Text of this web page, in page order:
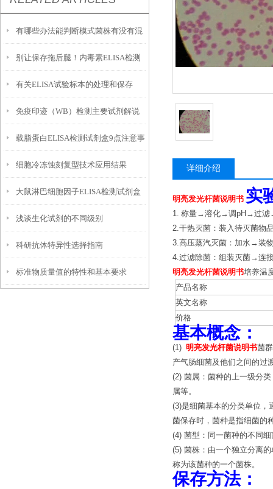
有哪些办法能判断模式菌株有没有混
入杂菌？
别让保存拖后腿！内毒素ELISA检测
试剂盒的正确存放法则
有关ELISA试验标本的处理和保存
免疫印迹（WB）检测主要试剂解说
载脂蛋白ELISA检测试剂盒9点注意事
项
细胞冷冻蚀刻复型技术应用结果
大鼠淋巴细胞因子ELISA检测试剂盒
特点优势
浅谈生化试剂的不同级别
科研抗体特异性选择指南
标准物质量值的特性和基本要求
详细介绍
明亮发光杆菌说明书 实
1. 称量→溶化→调pH→过
2.干热灭菌：装入待灭菌
3.高压蒸汽灭菌：加水→
4.过滤除菌：组装灭菌→连
明亮发光杆菌说明书培养温
产品名称
英文名称
价格
基本概念：
(1) 明亮发光杆菌说明书菌
产气肠细菌及他们之间的过
(2) 菌属：菌种的上一级分
属等。
(3)是细菌基本的分类单位，
菌保存时，菌种是指细菌的
(4) 菌型：同一菌种的不同
(5) 菌株：由一个独立分离
称为该菌种的一个菌株。
保存方法：